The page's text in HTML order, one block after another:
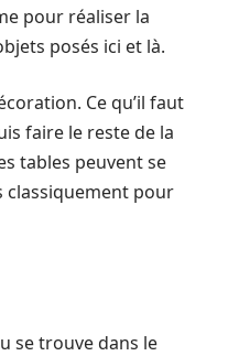
pour réaliser la
posés ici et là.
Ce qu’il faut
faire le reste de la
tables peuvent se
classiquement pour
se trouve dans le